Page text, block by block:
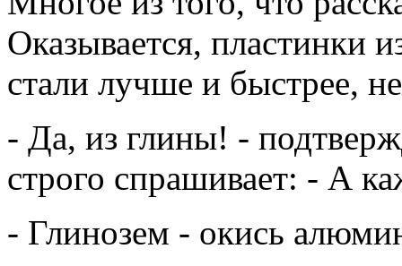
Оказывается, пластинки
стали лучше и быстрее,
- Да, из глины! -
строго спрашивает: - А
- Глинозем - окись